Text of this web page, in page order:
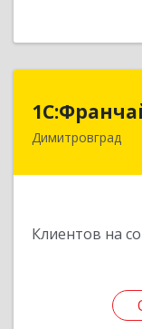
Димитровград
Клиентов на
433505,